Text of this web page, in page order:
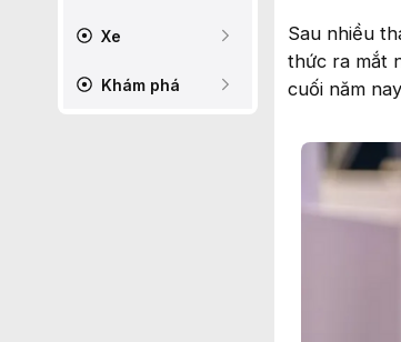
Xe
Khám phá
Sau nhiều
thức ra mắt
cuối năm